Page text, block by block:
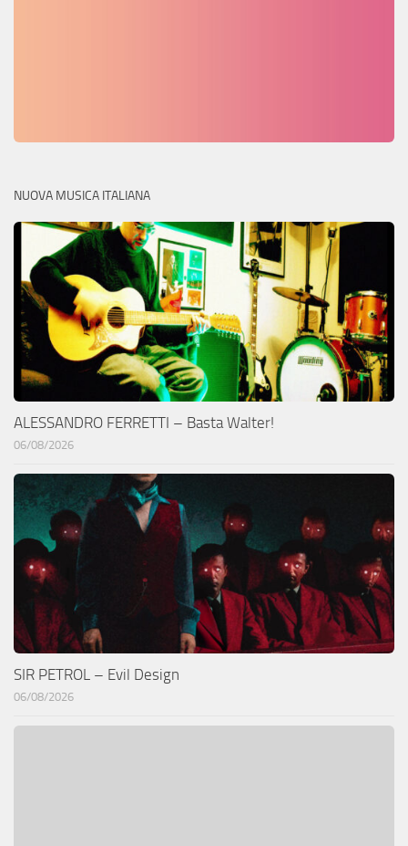
NUOVA MUSICA ITALIANA
ALESSANDRO FERRETTI – Basta Walter!
06/08/2026
SIR PETROL – Evil Design
06/08/2026